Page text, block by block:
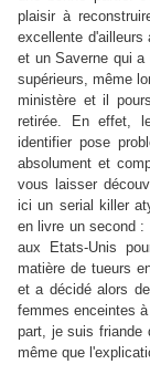
plaisir à
excellente d'ailleurs
et un Saverne qui
supérieurs, même
ministère et il
retirée. En effet,
identifier pose
absolument et
vous laisser
ici un serial killer
en livre un second :
aux Etats-Unis
matière de tueurs
et a décidé alors
femmes enceintes
part, je suis friande
même que